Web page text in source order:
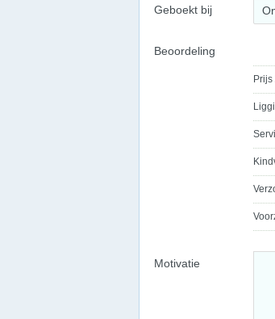
Geboekt bij
Beoordeling
Motivatie